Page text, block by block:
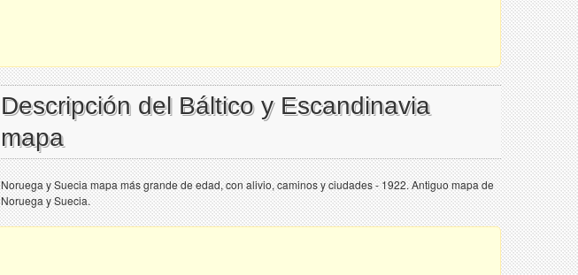
Descripción del Báltico y Escandinavia
mapa
Noruega y Suecia mapa más grande de edad, con alivio, caminos y ciudades - 1922. Antiguo mapa de
Noruega y Suecia.